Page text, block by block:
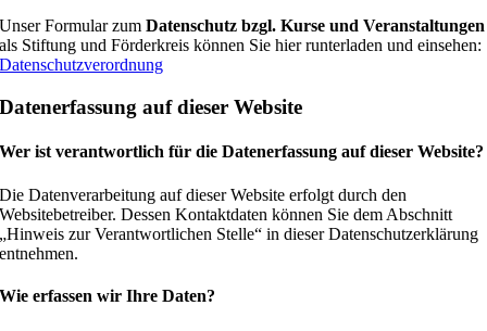
Unser Formular zumDatenschutz bzgl. Kurse und Veranstaltungen
als Stiftung und Förderkreis können Sie hier runterladen und einsehen:
Datenschutzverordnung
Datenerfassung auf dieser Website
Wer ist verantwortlich für die Datenerfassung auf dieser Website?
Die Datenverarbeitung auf dieser Website erfolgt durch den
Websitebetreiber. Dessen Kontaktdaten können Sie dem Abschnitt
„Hinweis zur Verantwortlichen Stelle“ in dieser Datenschutzerklärung
entnehmen.
Wie erfassen wir Ihre Daten?